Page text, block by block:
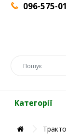
096-575-
Категорії